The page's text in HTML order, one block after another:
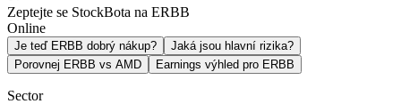
Zeptejte se StockBota na ERBB
Online
Je teď ERBB dobrý nákup?
Jaká jsou hlavní rizika?
Porovnej ERBB vs AMD
Earnings výhled pro ERBB
Sector